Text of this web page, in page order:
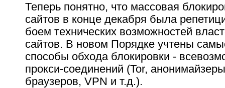
Теперь понятно, что массовая
сайтов в конце декабря была
боем технических возможностей
сайтов. В новом Порядке учтены
способы обхода блокировки -
прокси-соединений (Tor,
браузеров, VPN и т.д.).